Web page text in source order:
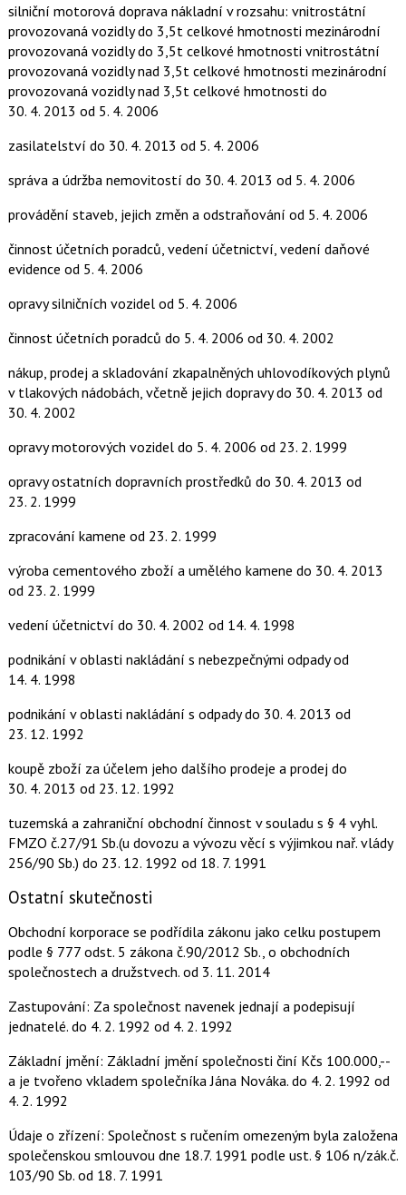
silniční motorová doprava nákladní v rozsahu: vnitrostátní
provozovaná vozidly do 3,5t celkové hmotnosti mezinárodní
provozovaná vozidly do 3,5t celkové hmotnosti vnitrostátní
provozovaná vozidly nad 3,5t celkové hmotnosti mezinárodní
provozovaná vozidly nad 3,5t celkové hmotnosti do
30. 4. 2013 od 5. 4. 2006
zasilatelství do 30. 4. 2013 od 5. 4. 2006
správa a údržba nemovitostí do 30. 4. 2013 od 5. 4. 2006
provádění staveb, jejich změn a odstraňování od 5. 4. 2006
činnost účetních poradců, vedení účetnictví, vedení daňové
evidence od 5. 4. 2006
opravy silničních vozidel od 5. 4. 2006
činnost účetních poradců do 5. 4. 2006 od 30. 4. 2002
nákup, prodej a skladování zkapalněných uhlovodíkových plynů
v tlakových nádobách, včetně jejich dopravydo 30. 4. 2013 od
30. 4. 2002
opravy motorových vozidel do 5. 4. 2006 od 23. 2. 1999
opravy ostatních dopravních prostředků do 30. 4. 2013 od
23. 2. 1999
zpracování kamene od 23. 2. 1999
výroba cementového zboží a umělého kamene do 30. 4. 2013
od 23. 2. 1999
vedení účetnictví do 30. 4. 2002 od 14. 4. 1998
podnikání v oblasti nakládání s nebezpečnými odpadyod
14. 4. 1998
podnikání v oblasti nakládání s odpadydo 30. 4. 2013 od
23. 12. 1992
koupě zboží za účelem jeho dalšího prodeje a prodej do
30. 4. 2013 od 23. 12. 1992
tuzemská a zahraniční obchodní činnost v souladu s § 4 vyhl.
FMZO č.27/91 Sb.(u dovozu a vývozu věcí s výjimkou nař. vlády
256/90 Sb.) do 23. 12. 1992 od 18. 7. 1991
Ostatní skutečnosti
Obchodní korporace se podřídila zákonu jako celku postupem
podle § 777 odst. 5 zákona č.90/2012 Sb., o obchodních
společnostech a družstvech. od 3. 11. 2014
Zastupování: Za společnost navenek jednají a podepisují
jednatelé. do 4. 2. 1992 od 4. 2. 1992
Základní jmění: Základní jmění společnosti činí Kčs 100.000,--
a je tvořeno vkladem společníka Jána Nováka. do 4. 2. 1992 od
4. 2. 1992
Údaje o zřízení: Společnost s ručením omezeným byla založena
společenskou smlouvou dne 18.7. 1991 podle ust. § 106 n/zák.č.
103/90 Sb. od 18. 7. 1991